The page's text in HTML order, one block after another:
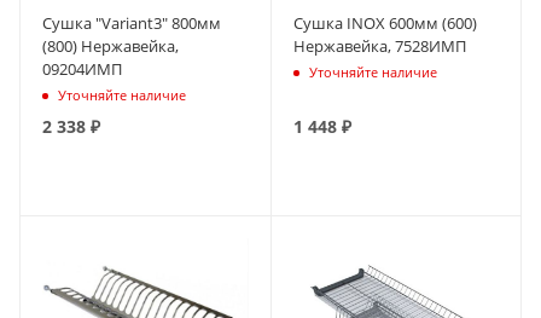
Сушка "Variant3" 800мм
(800) Нержавейка,
09204ИМП
Уточняйте наличие
2 338 ₽
Сушка INOX 600мм (600)
Нержавейка, 7528ИМП
Уточняйте наличие
1 448₽